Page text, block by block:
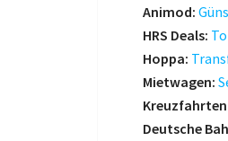
Animod:
HRS Deals:
Hoppa:
Mietwagen:
Deutsche